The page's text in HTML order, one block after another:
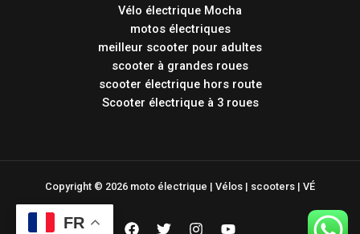
Vélo électrique Mocha
motos électriques
meilleur scooter pour adultes
scooter à grandes roues
scooter électrique hors route
Scooter électrique à 3 roues
Copyright © 2026 moto électrique | Vélos | scooters | VÉ
FR